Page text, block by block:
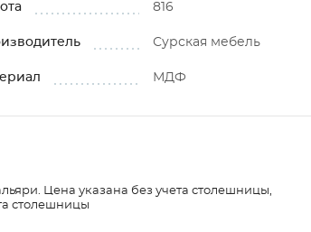
816
Сурская мебель
МДФ
Цена указана без учета столешницы,
столешницы